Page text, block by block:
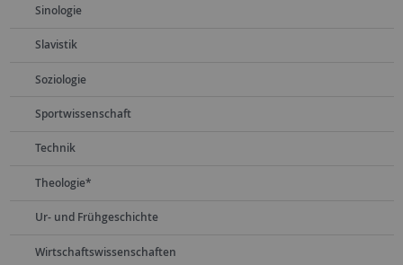
Sinologie
Slavistik
Soziologie
Sportwissenschaft
Technik
Theologie*
Ur- und Frühgeschichte
Wirtschaftswissenschaften